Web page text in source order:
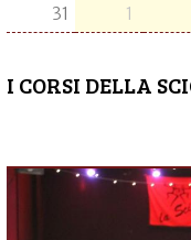
31
1
I CORSI DELLA